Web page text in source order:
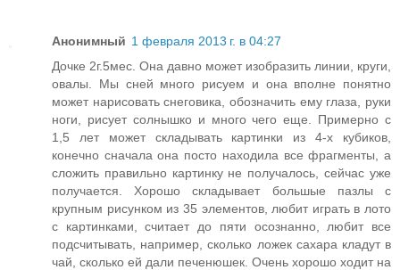
Анонимный 1 февраля 2013 г. в 04:27
Дочке 2г.5мес. Она давно может изобразить линии, круги,
овалы. Мы сней много рисуем и она вполне понятно
может нарисовать снеговика, обозначить ему глаза, руки
ноги, рисует солнышко и много чего еще. Примерно с
1,5 лет может складывать картинки из 4-х кубиков,
конечно сначала она посто находила все фрагменты, а
сложить правильно картинку не получалось, сейчас уже
получается. Хорошо складывает большые пазлы с
крупным рисунком из 35 элементов, любит играть в лото
с картинками, считает до пяти осознанно, любит все
подсчитывать, например, сколько ложек сахара кладут в
чай, сколько ей дали печенюшек. Очень хорошо ходит на